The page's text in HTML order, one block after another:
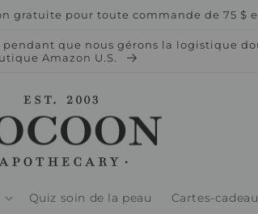
gratuite pour toute commande de 75 $
que nous gérons la logistique
Amazon U.S.
Quiz soin de la peau Cartes-